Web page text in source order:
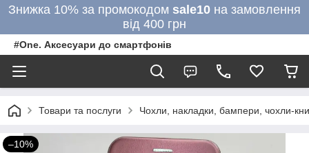
Знижка 10% за промокодом sale10 на замовлення
від 400 грн
#One. Аксесуари до смартфонів
Товари та послуги Чохли, накладки, бампери, чохли-
–10%